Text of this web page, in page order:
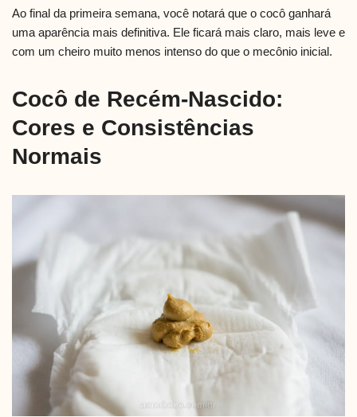
Ao final da primeira semana, você notará que o cocô ganhará
uma aparência mais definitiva. Ele ficará mais claro, mais leve e
com um cheiro muito menos intenso do que o mecônio inicial.
Cocô de Recém-Nascido:
Cores e Consistências
Normais